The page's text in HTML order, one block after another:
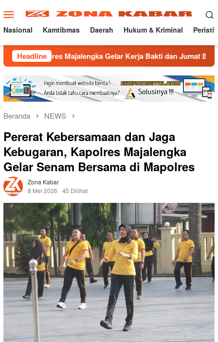
ke
konten
Menu
Mobile
Nasional Kamtibmas Daerah Hukum & Kriminal
Headline
Majalengka Gelar Kerja Bakti dan Jumat Berkah di Masjid
Beranda NEWS
Pererat Kebersamaan dan Jaga
Kebugaran, Kapolres Majalengka
Gelar Senam Bersama di Mapolres
Zona Kabar
8 Mei 2026
45 Dilihat